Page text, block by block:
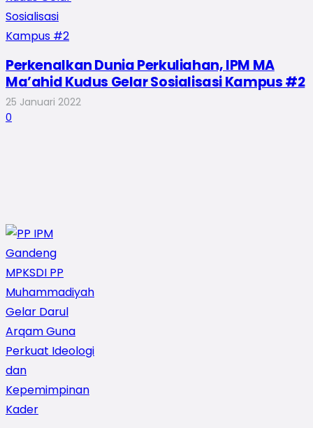
Perkenalkan Dunia Perkuliahan, IPM MA
Ma’ahid Kudus Gelar Sosialisasi Kampus #2
25 Januari 2022
0